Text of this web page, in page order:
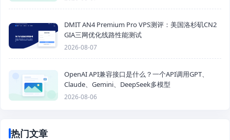
DMIT AN4 Premium Pro VPS测评：美国洛杉矶CN2
GIA三网优化线路性能测试
2026-08-07
OpenAI API兼容接口是什么？一个API调用GPT、
Claude、Gemini、DeepSeek多模型
2026-08-06
热门文章